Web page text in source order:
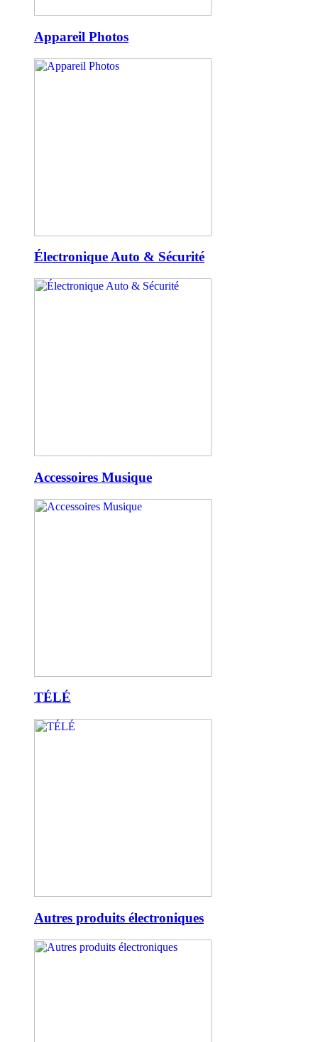
Appareil Photos
Électronique Auto & Sécurité
Accessoires Musique
TÉLÉ
Autres produits électroniques